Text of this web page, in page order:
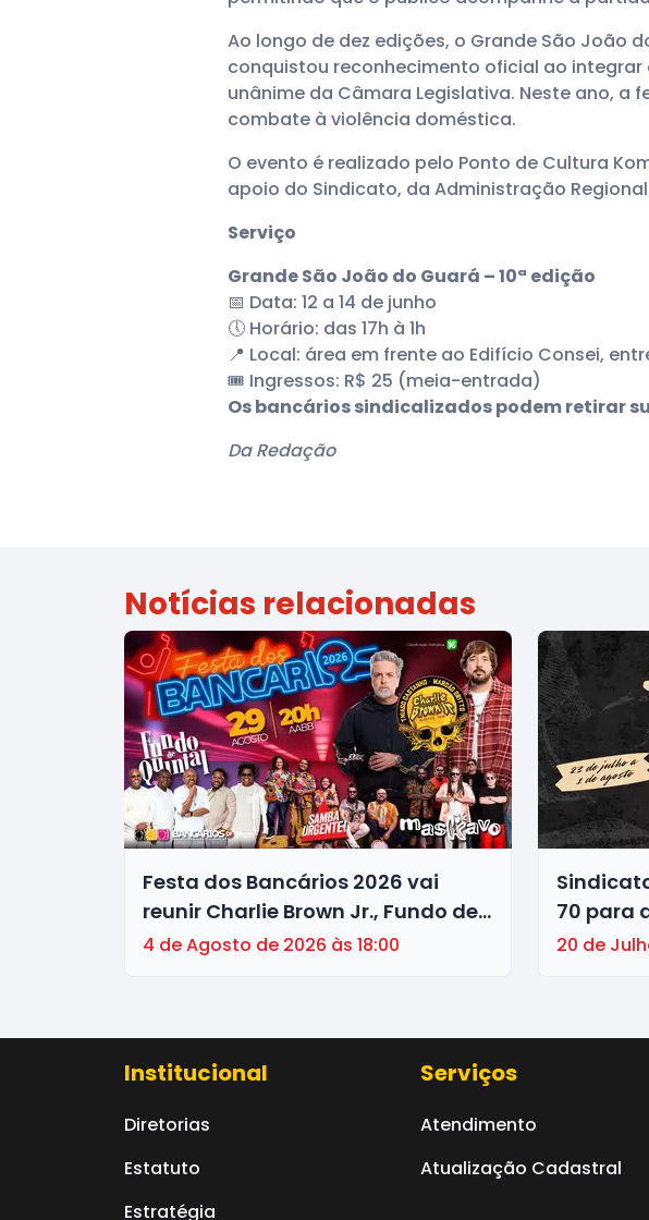
Ao longo de dez edições, o Grande São João
conquistou reconhecimento oficial ao
unânime da Câmara Legislativa. Neste ano,
combate à violência doméstica.
O evento é realizado pelo Ponto de Cultura
apoio do Sindicato, da Administração
Serviço
Grande São João do Guará – 10ª edição
📅 Data: 12 a 14 de junho
🕔 Horário: das 17h à 1h
📍 Local: área em frente ao Edifício Consei,
🎟️ Ingressos: R$ 25 (meia-entrada)
Os bancários sindicalizados podem retirar
Da Redação
Notícias relacionadas
Festa dos Bancários 2026 vai
reunir Charlie Brown Jr., Fundo de
Quintal, Maskavo e Samba
4 de Agosto de 2026 às 18:00
70 para
Moto
20 de
Institucional
Diretorias
Estatuto
Estratégia
Serviços
Atendimento
Atualização Cadastral